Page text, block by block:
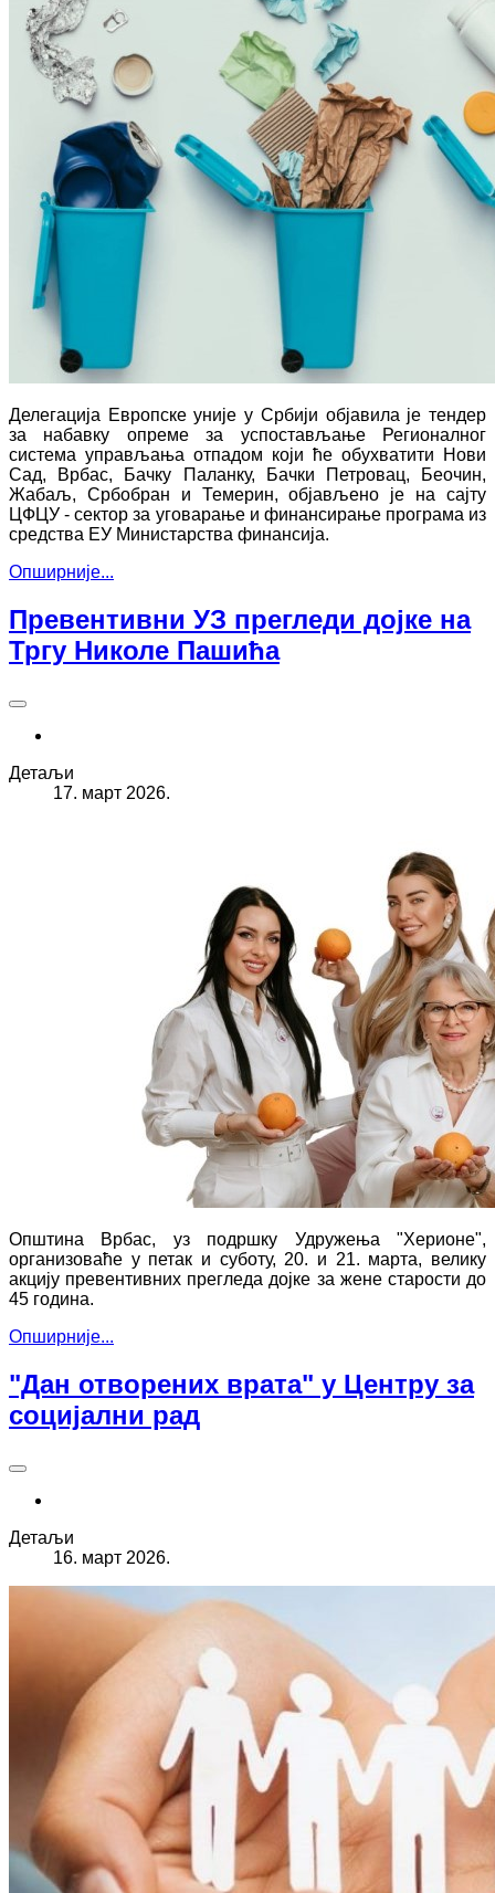
Делегација Европске уније у Србији објавила је тендер
за набавку опреме за успостављање Регионалног
система управљања отпадом који ће обухватити Нови
Сад, Врбас, Бачку Паланку, Бачки Петровац, Беочин,
Жабаљ, Србобран и Темерин, објављено је на сајту
ЦФЦУ - сектор за уговарање и финансирање програма из
средства ЕУ Министарства финансија.
Опширније...
Превентивни УЗ прегледи дојке на
Тргу Николе Пашића
Детаљи
17. март 2026.
Општина Врбас, уз подршку Удружења "Херионе",
организоваће у петак и суботу, 20. и 21. марта, велику
акцију превентивних прегледа дојке за жене старости до
45 година.
Опширније...
"Дан отворених врата" у Центру за
социјални рад
Детаљи
16. март 2026.